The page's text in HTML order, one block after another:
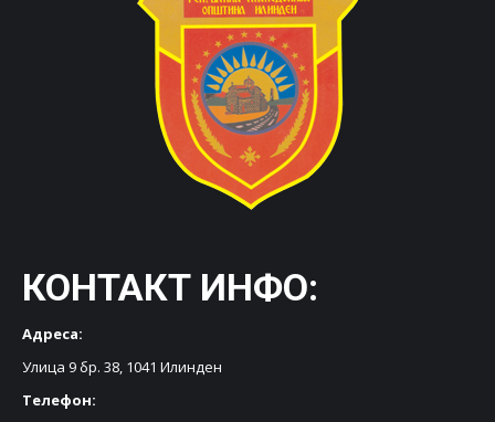
КОНТАКТ ИНФО:
Адреса:
Улица 9 бр. 38, 1041 Илинден
Телефон: